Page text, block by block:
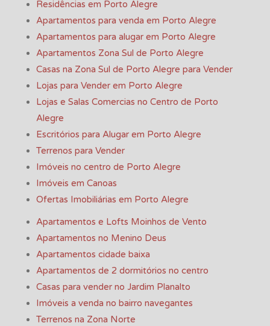
Residências em Porto Alegre
Apartamentos para venda em Porto Alegre
Apartamentos para alugar em Porto Alegre
Apartamentos Zona Sul de Porto Alegre
Casas na Zona Sul de Porto Alegre para Vender
Lojas para Vender em Porto Alegre
Lojas e Salas Comercias no Centro de Porto
Alegre
Escritórios para Alugar em Porto Alegre
Terrenos para Vender
Imóveis no centro de Porto Alegre
Imóveis em Canoas
Ofertas Imobiliárias em Porto Alegre
Apartamentos e Lofts Moinhos de Vento
Apartamentos no Menino Deus
Apartamentos cidade baixa
Apartamentos de 2 dormitórios no centro
Casas para vender no Jardim Planalto
Imóveis a venda no bairro navegantes
Terrenos na Zona Norte